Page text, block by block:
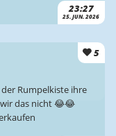
23:27
25. JUN. 2026
5
Rumpelkiste ihre
das nicht 😂😂